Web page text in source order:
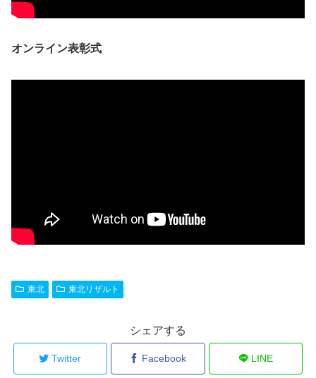
オンライン表彰式
東北 東北リザルト
シェアする
Twitter Facebook LINE